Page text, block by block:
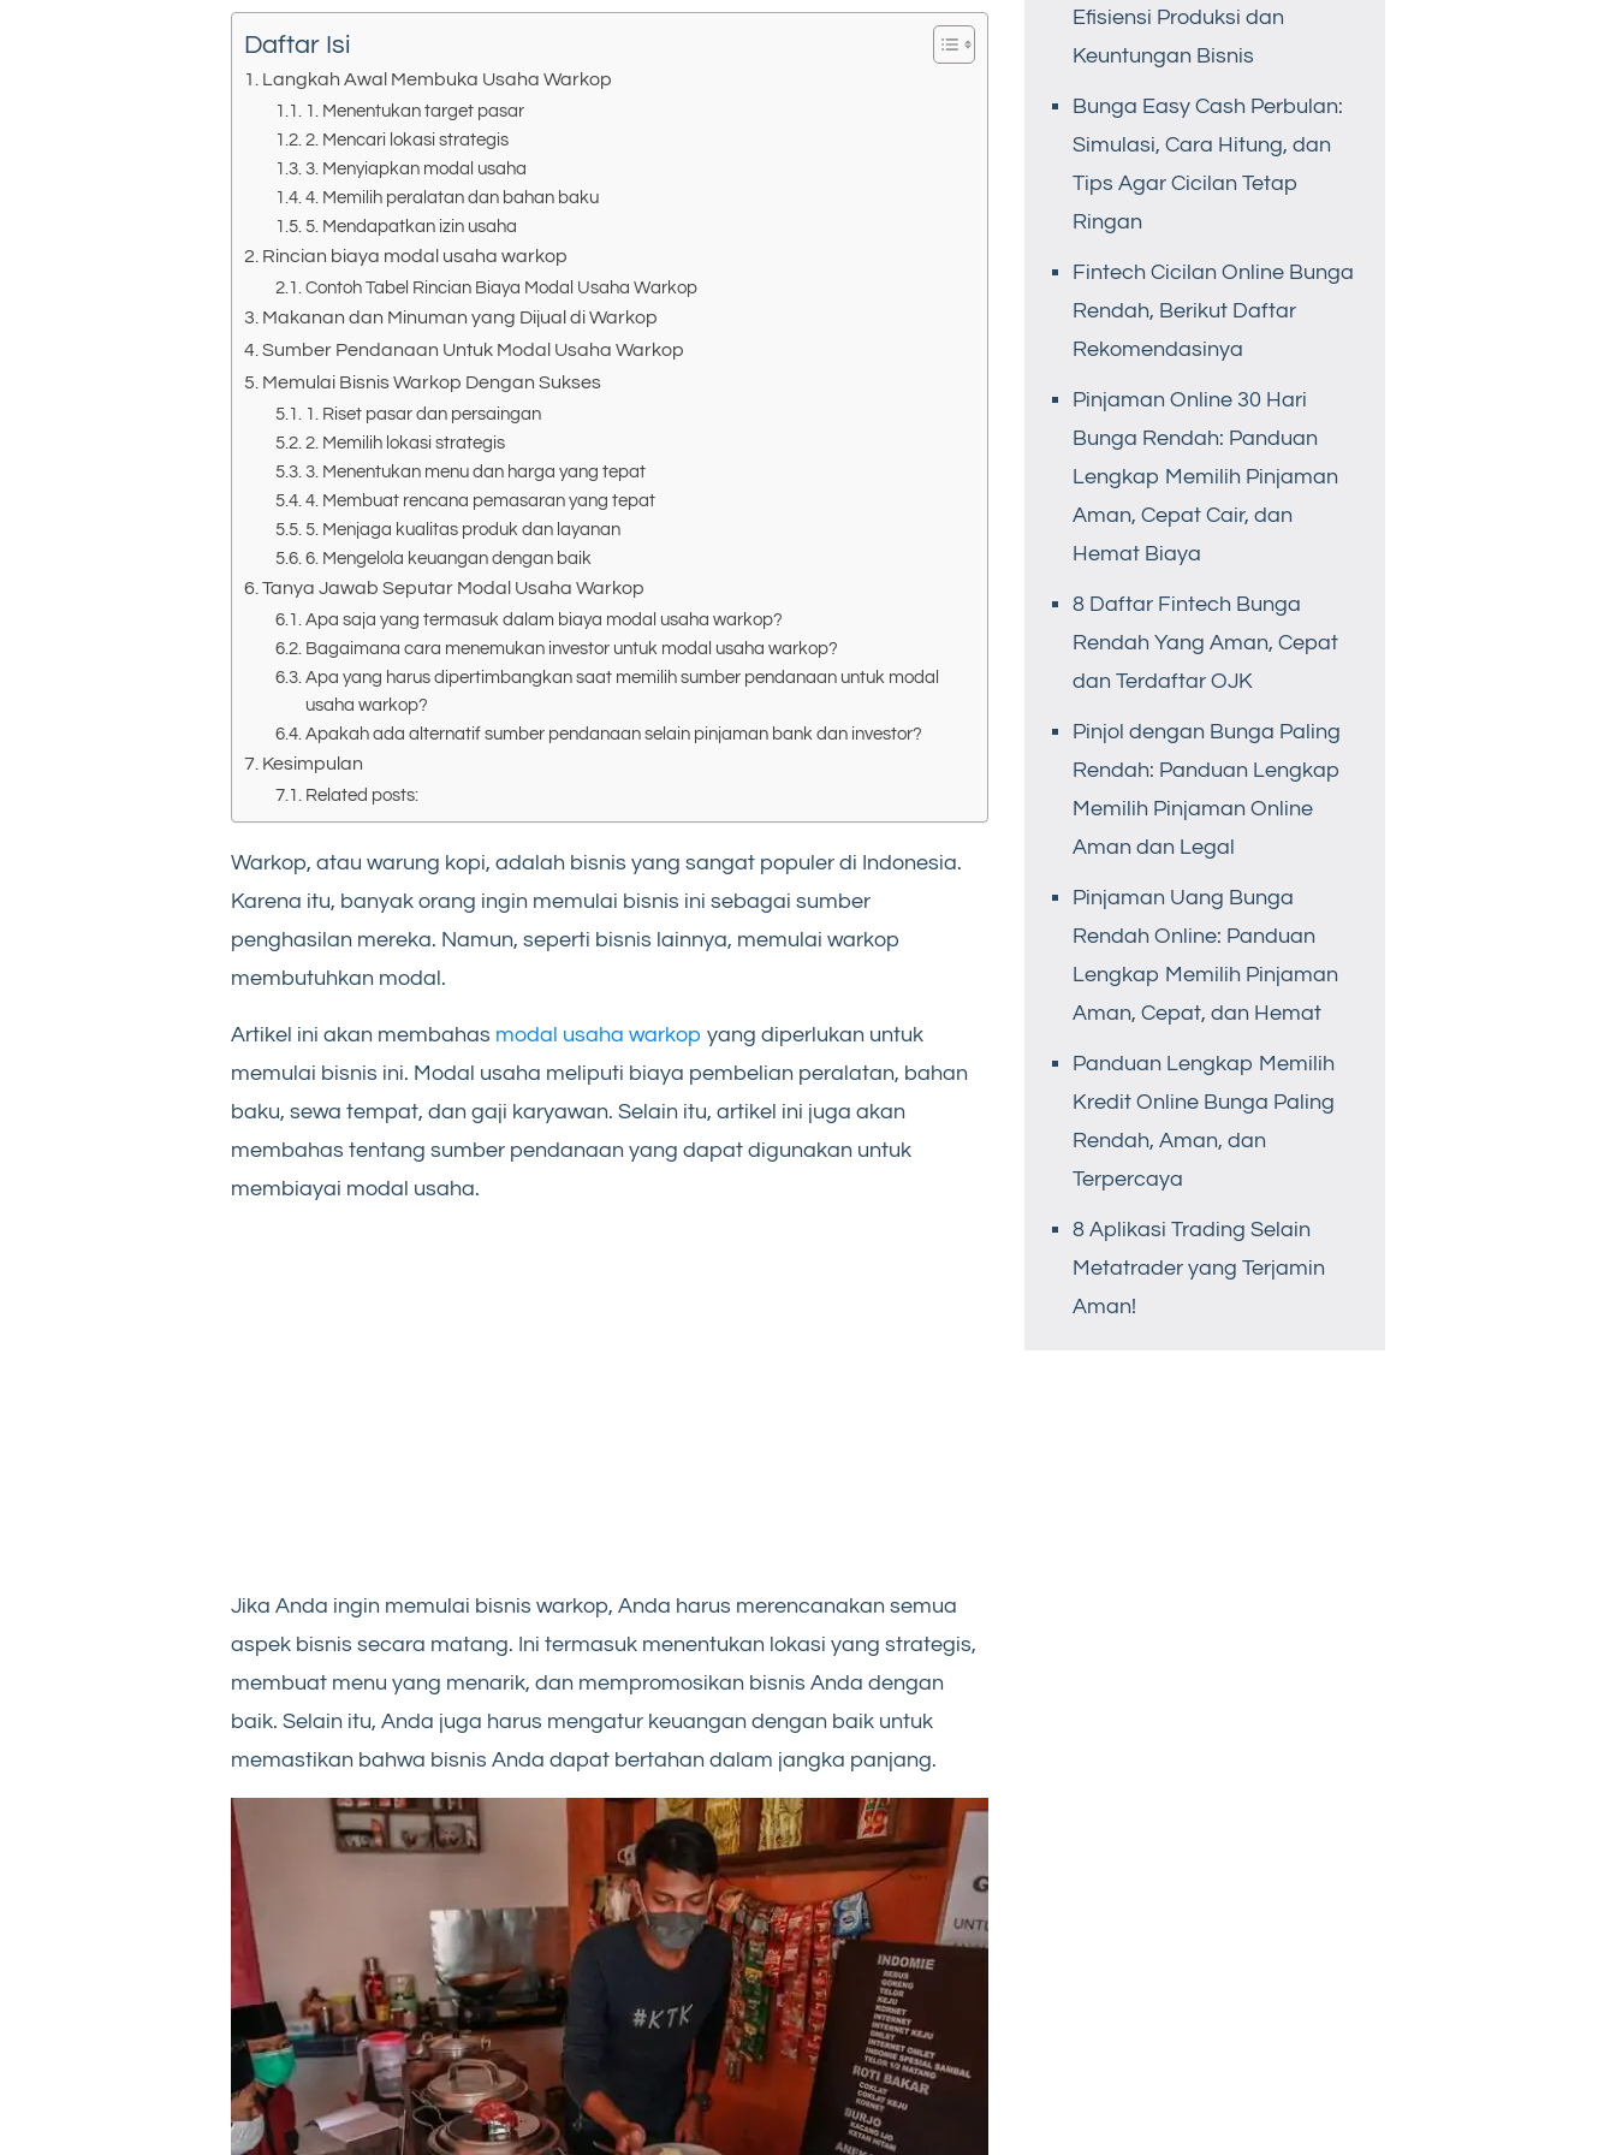
Daftar Isi
Langkah Awal Membuka Usaha Warkop
1. Menentukan target pasar
2. Mencari lokasi strategis
3. Menyiapkan modal usaha
4. Memilih peralatan dan bahan baku
5. Mendapatkan izin usaha
Rincian biaya modal usaha warkop
Contoh Tabel Rincian Biaya Modal Usaha Warkop
Makanan dan Minuman yang Dijual di Warkop
Sumber Pendanaan Untuk Modal Usaha Warkop
Memulai Bisnis Warkop Dengan Sukses
1. Riset pasar dan persaingan
2. Memilih lokasi strategis
3. Menentukan menu dan harga yang tepat
4. Membuat rencana pemasaran yang tepat
5. Menjaga kualitas produk dan layanan
6. Mengelola keuangan dengan baik
Tanya Jawab Seputar Modal Usaha Warkop
Apa saja yang termasuk dalam biaya modal usaha warkop?
Bagaimana cara menemukan investor untuk modal usaha warkop?
Apa yang harus dipertimbangkan saat memilih sumber pendanaan untuk modal
usaha warkop?
Apakah ada alternatif sumber pendanaan selain pinjaman bank dan investor?
Kesimpulan
Related posts:
Warkop, atau warung kopi, adalah bisnis yang sangat populer di Indonesia.
Karena itu, banyak orang ingin memulai bisnis ini sebagai sumber
penghasilan mereka. Namun, seperti bisnis lainnya, memulai warkop
membutuhkan modal.
Artikel ini akan membahas modal usaha warkop yang diperlukan untuk
memulai bisnis ini. Modal usaha meliputi biaya pembelian peralatan, bahan
baku, sewa tempat, dan gaji karyawan. Selain itu, artikel ini juga akan
membahas tentang sumber pendanaan yang dapat digunakan untuk
membiayai modal usaha.
Jika Anda ingin memulai bisnis warkop, Anda harus merencanakan semua
aspek bisnis secara matang. Ini termasuk menentukan lokasi yang strategis,
membuat menu yang menarik, dan mempromosikan bisnis Anda dengan
baik. Selain itu, Anda juga harus mengatur keuangan dengan baik untuk
memastikan bahwa bisnis Anda dapat bertahan dalam jangka panjang.
Efisiensi Produksi dan
Keuntungan Bisnis
Bunga Easy Cash Perbulan:
Simulasi, Cara Hitung, dan
Tips Agar Cicilan Tetap
Ringan
Fintech Cicilan Online Bunga
Rendah, Berikut Daftar
Rekomendasinya
Pinjaman Online 30 Hari
Bunga Rendah: Panduan
Lengkap Memilih Pinjaman
Aman, Cepat Cair, dan
Hemat Biaya
8 Daftar Fintech Bunga
Rendah Yang Aman, Cepat
dan Terdaftar OJK
Pinjol dengan Bunga Paling
Rendah: Panduan Lengkap
Memilih Pinjaman Online
Aman dan Legal
Pinjaman Uang Bunga
Rendah Online: Panduan
Lengkap Memilih Pinjaman
Aman, Cepat, dan Hemat
Panduan Lengkap Memilih
Kredit Online Bunga Paling
Rendah, Aman, dan
Terpercaya
8 Aplikasi Trading Selain
Metatrader yang Terjamin
Aman!